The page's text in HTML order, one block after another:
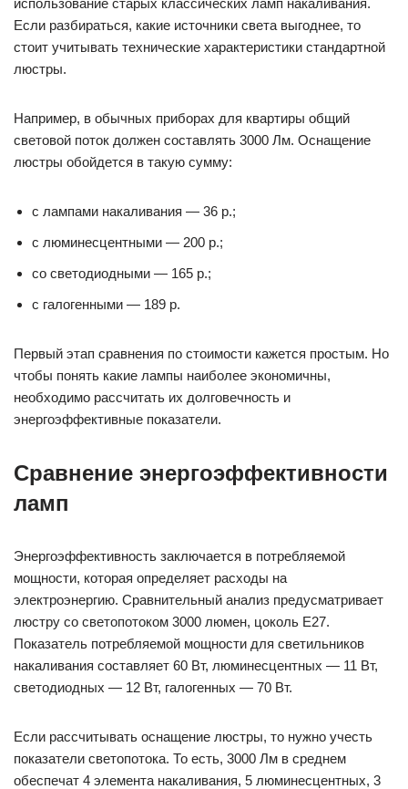
использование старых классических ламп накаливания.
Если разбираться, какие источники света выгоднее, то
стоит учитывать технические характеристики стандартной
люстры.
Например, в обычных приборах для квартиры общий
световой поток должен составлять 3000 Лм. Оснащение
люстры обойдется в такую сумму:
с лампами накаливания — 36 р.;
с люминесцентными — 200 р.;
со светодиодными — 165 р.;
с галогенными — 189 р.
Первый этап сравнения по стоимости кажется простым. Но
чтобы понять какие лампы наиболее экономичны,
необходимо рассчитать их долговечность и
энергоэффективные показатели.
Сравнение энергоэффективности
ламп
Энергоэффективность заключается в потребляемой
мощности, которая определяет расходы на
электроэнергию. Сравнительный анализ предусматривает
люстру со светопотоком 3000 люмен, цоколь Е27.
Показатель потребляемой мощности для светильников
накаливания составляет 60 Вт, люминесцентных — 11 Вт,
светодиодных — 12 Вт, галогенных — 70 Вт.
Если рассчитывать оснащение люстры, то нужно учесть
показатели светопотока. То есть, 3000 Лм в среднем
обеспечат 4 элемента накаливания, 5 люминесцентных, 3